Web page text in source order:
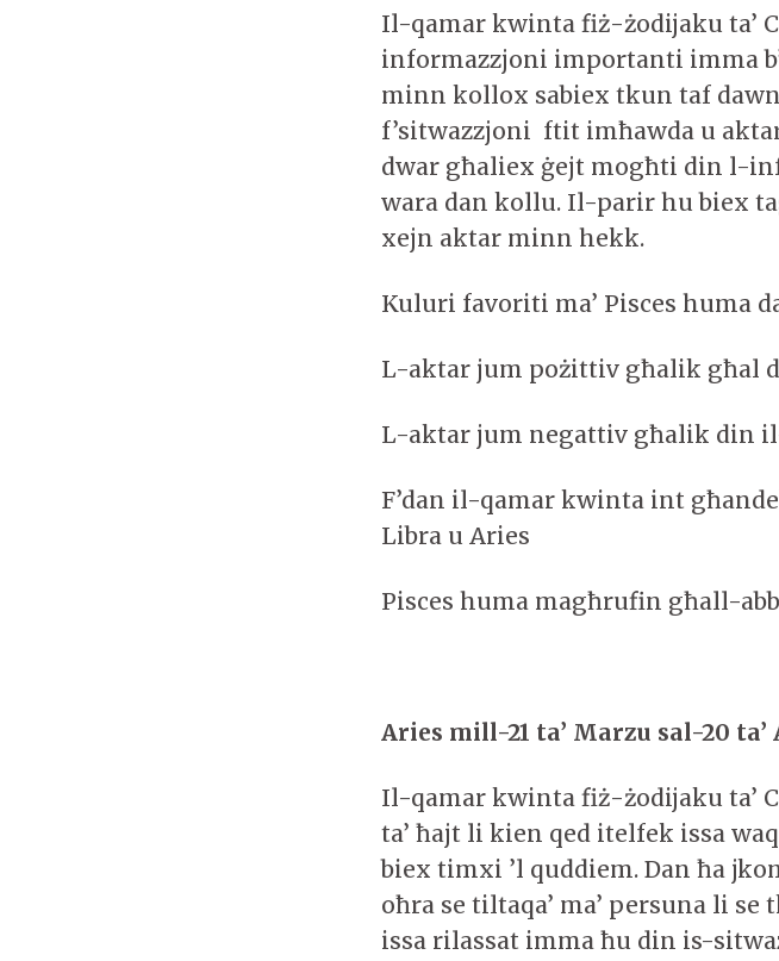
Il-qamar kwinta fiż-żodijaku ta’
informazzjoni importanti imma
minn kollox sabiex tkun taf
f’sitwazzjoni ftit imħawda u
dwar għaliex ġejt mogħti din l-
wara dan kollu. Il-parir hu biex
xejn aktar minn hekk.
Kuluri favoriti ma’ Pisces huma
L-aktar jum pożittiv għalik għal
L-aktar jum negattiv għalik din
F’dan il-qamar kwinta int
Libra u Aries
Pisces huma magħrufin għall-
Aries mill-21 ta’ Marzu sal-20 ta’
Il-qamar kwinta fiż-żodijaku ta’
ta’ ħajt li kien qed itelfek issa
biex timxi ’l quddiem. Dan ħa
oħra se tiltaqa’ ma’ persuna li
issa rilassat imma ħu din is-